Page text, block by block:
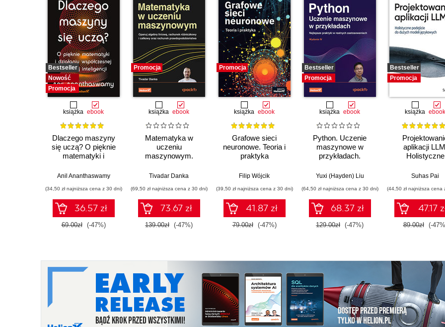
Bestseller
Nowość
Promocja
książka ebook
Dlaczego maszyny
się uczą? O pięknie
matematyki i
współczesnej
Anil Ananthaswamy
(34,50 zł najniższa cena z 30 dni)
36.57 zł
69.00zł (-47%)
Promocja
książka ebook
Matematyka w
uczeniu
maszynowym.
liniową, rachunek
całkowy oraz
rachunek
prawdopodobieństwa
Tivadar Danka
(69,50 zł najniższa cena z 30 dni)
73.67 zł
139.00zł (-47%)
Promocja
książka ebook
Grafowe sieci
neuronowe. Teoria i
praktyka
Filip Wójcik
(39,50 zł najniższa cena z 30 dni)
41.87 zł
79.00zł (-47%)
Bestseller
Promocja
książka ebook
Python. Uczenie
maszynowe w
przykładach.
realnych
Wydanie IV
Yuxi (Hayden) Liu
(64,50 zł najniższa cena z 30 dni)
68.37 zł
129.00zł (-47%)
Bestseller
Promocja
książka ebook
aplikacji
Holistyczne
modeliSuhas Pai
(44,50 zł najniższa cena
47.17
89.00zł (-